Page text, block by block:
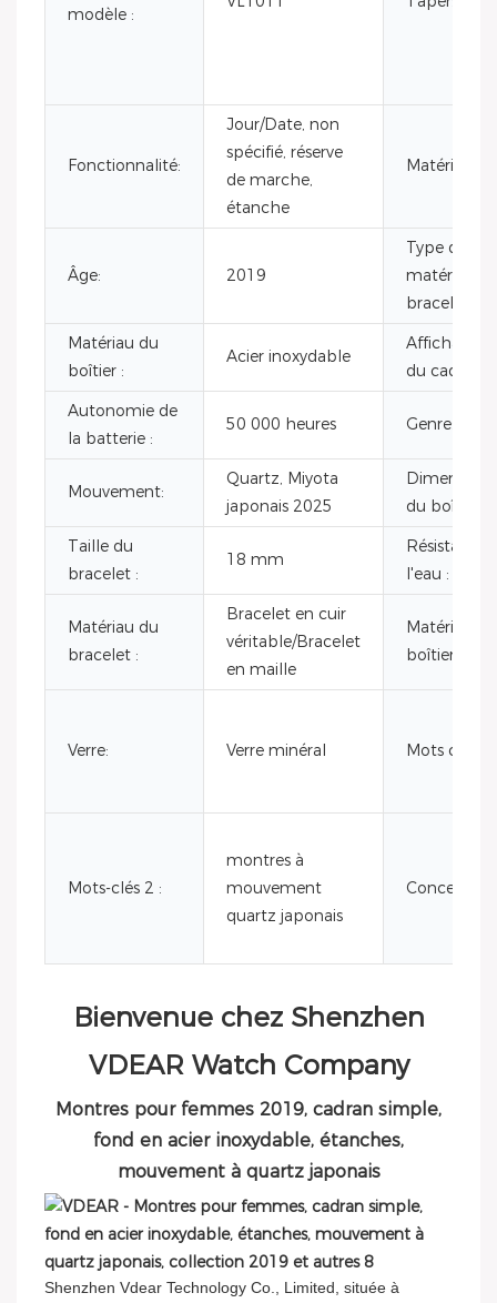
modèle :
Fonctionnalité:
Jour/Date, non
spécifié, réserve
de marche,
étanche
Matériel:
Âge: 2019
Type de
matériau
bracelet :
Matériau du
boîtier :
Acier inoxydable
Affichage
du cadran :
Autonomie de
la batterie :
50 000 heures Genre:
Mouvement:
Quartz, Miyota
japonais 2025
Dimensions
du boîtier :
Taille du
bracelet :
18 mm
Résistant à
l'eau :
Matériau du
bracelet :
Bracelet en cuir
véritable/Bracelet
en maille
Matériau du
boîtier :
Verre: Verre minéral Mots clés :
Mots-clés 2 :
montres à
mouvement
quartz japonais
Bienvenue chez Shenzhen
VDEAR Watch Company
Montres pour femmes 2019, cadran simple,
fond en acier inoxydable, étanches,
mouvement à quartz japonais
Shenzhen Vdear Technology Co., Limited, située à